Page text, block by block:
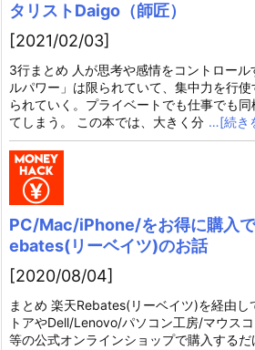
タリストDaigo（師匠）
[2021/02/03]
3行まとめ 人が思考や感情をコントロール
ルパワー」は限られていて、集中力を行
られていく。プライベートでも仕事でも
てしまう。 この本では、大きく分 …[続き
PC/Mac/iPhone/をお得に購入
ebates(リーベイツ)のお話
[2020/08/04]
まとめ 楽天Rebates(リーベイツ)を経由し
トアやDell/Lenovo/パソコン工房/マウス
等の公式オンラインショップで購入する